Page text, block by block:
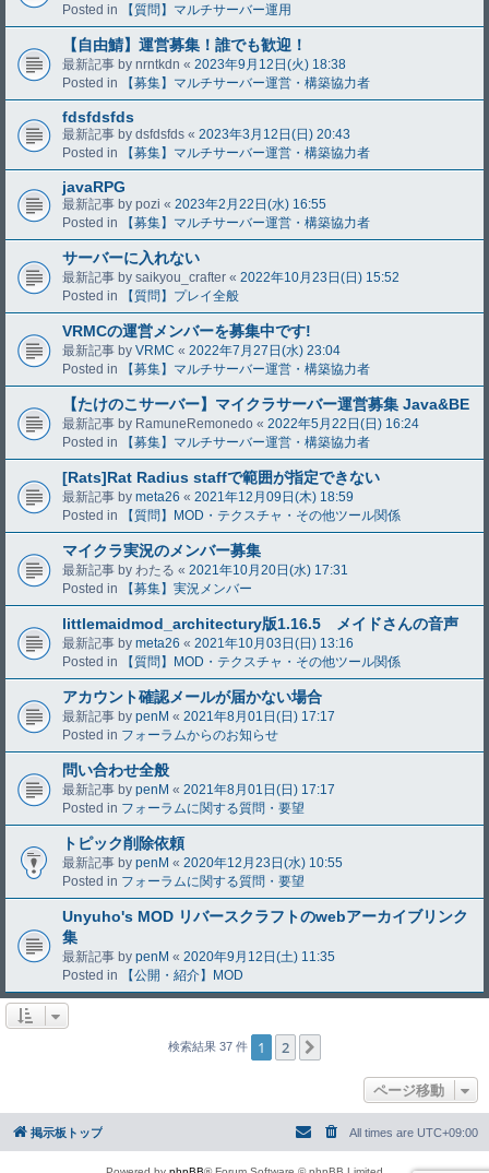
Posted in
【質問】マルチサーバー運用
【自由鯖】運営募集！誰でも歓迎！
最新記事 by nrntkdn « 2023年9月12日(火) 18:38
Posted in
【募集】マルチサーバー運営・構築協力者
fdsfdsfds
最新記事 by dsfdsfds « 2023年3月12日(日) 20:43
Posted in
【募集】マルチサーバー運営・構築協力者
javaRPG
最新記事 by pozi « 2023年2月22日(水) 16:55
Posted in
【募集】マルチサーバー運営・構築協力者
サーバーに入れない
最新記事 by saikyou_crafter « 2022年10月23日(日) 15:52
Posted in
【質問】プレイ全般
VRMCの運営メンバーを募集中です!
最新記事 by VRMC « 2022年7月27日(水) 23:04
Posted in
【募集】マルチサーバー運営・構築協力者
【たけのこサーバー】マイクラサーバー運営募集 Java&BE
最新記事 by RamuneRemonedo « 2022年5月22日(日) 16:24
Posted in
【募集】マルチサーバー運営・構築協力者
[Rats]Rat Radius staffで範囲が指定できない
最新記事 by meta26 « 2021年12月09日(木) 18:59
Posted in
【質問】MOD・テクスチャ・その他ツール関係
マイクラ実況のメンバー募集
最新記事 by わたる « 2021年10月20日(水) 17:31
Posted in
【募集】実況メンバー
littlemaidmod_architectury版1.16.5 メイドさんの音声
最新記事 by meta26 « 2021年10月03日(日) 13:16
Posted in
【質問】MOD・テクスチャ・その他ツール関係
アカウント確認メールが届かない場合
最新記事 by penM « 2021年8月01日(日) 17:17
Posted in フォーラムからのお知らせ
問い合わせ全般
最新記事 by penM « 2021年8月01日(日) 17:17
Posted in フォーラムに関する質問・要望
トピック削除依頼
最新記事 by penM « 2020年12月23日(水) 10:55
Posted in フォーラムに関する質問・要望
Unyuho's MOD リバースクラフトのwebアーカイブリンク
集
最新記事 by penM « 2020年9月12日(土) 11:35
Posted in
【公開・紹介】MOD
検索結果 37 件 1 2
ページ移動
掲示板トップ All times are UTC+09:00